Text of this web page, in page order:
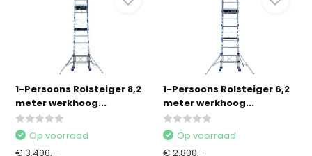
1-Persoons Rolsteiger 8,2
meter werkhoog...
Op voorraad
€ 3.400,-
1-Persoons Rolsteiger 6,2
meter werkhoog...
Op voorraad
€ 2.800,-